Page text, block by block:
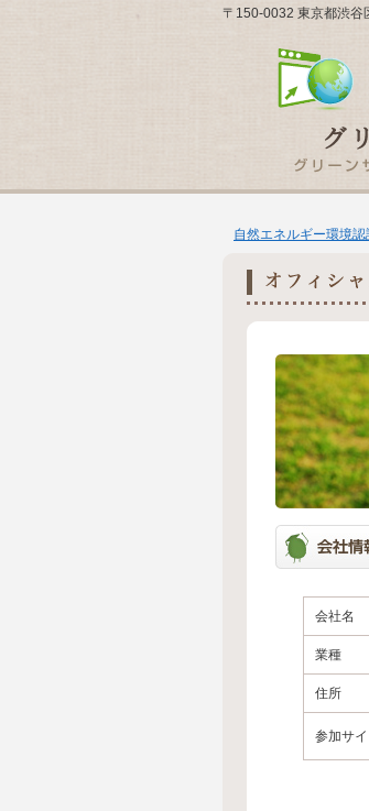
〒150-0032 東京都渋谷
自然エネルギー環境認
会社名
業種
住所
参加サイ